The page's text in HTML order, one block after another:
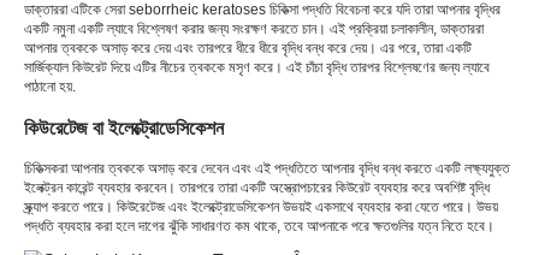
ডাক্তাররা এটিকে সেরা seborrheic keratoses চিকিত্সা পদ্ধতি বিবেচনা করে যদি তারা আপনার বৃদ্ধির
একটি নমুনা একটি ল্যাবে বিশ্লেষণ করার জন্য সংরক্ষণ করতে চান। এই প্রক্রিয়া চলাকালীন, ডাক্তাররা
আপনার ত্বককে অসাড় করে দেয় এবং তারপরে ধীরে ধীরে বৃদ্ধি বন্ধ করে দেয়। এর পরে, তারা একটি
সার্জিক্যাল কিউরেট দিয়ে এটির নীচের ত্বককে মসৃণ করে। এই চাঁচা বৃদ্ধি তারপর বিশ্লেষণের জন্য ল্যাবে
পাঠানো হয়.
কিউরেটেজ বা ইলেক্ট্রোডেসিকেশন
চিকিত্সকরা আপনার ত্বককে অসাড় করে দেবেন এবং এই পদ্ধতিতে আপনার বৃদ্ধি বন্ধ করতে একটি লক্ষ্যযুক্ত
ইলেক্ট্রন কারেন্ট ব্যবহার করবেন। তারপরে তারা একটি অস্ত্রোপচারের কিউরেট ব্যবহার করে অবশিষ্ট বৃদ্ধি
স্ক্র্যাপ করতে পারে। কিউরেটেজ এবং ইলেক্ট্রোডেসিকেশন উভয়ই একসাথে ব্যবহার করা যেতে পারে। উভয়
পদ্ধতি ব্যবহার করা হলে দাগের ঝুঁকি সাধারণত কম থাকে, তবে আপনাকে পরে ক্ষতগুলির যত্ন নিতে হবে।